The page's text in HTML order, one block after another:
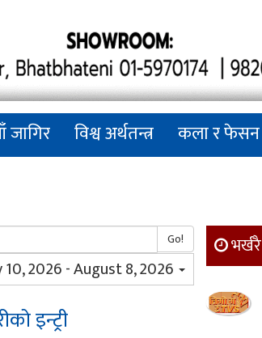
जागिर विश्व अर्थतन्त्र कला र फेसन
Go!
10, 2026 - August 8, 2026
इन्ट्री
भर्खरै